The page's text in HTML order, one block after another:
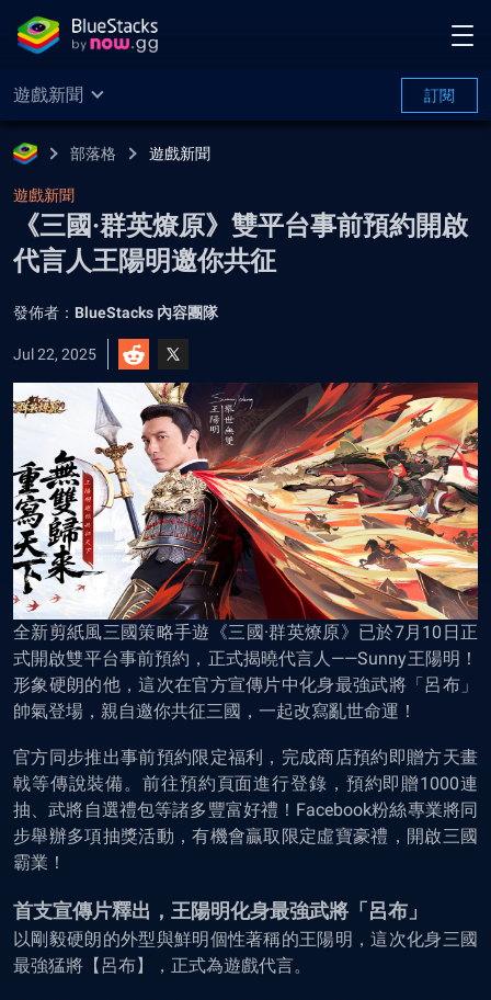
遊戲新聞 訂閱
部落格 遊戲新聞
遊戲新聞
《三國·群英燎原》雙平台事前預約開啟
代言人王陽明邀你共征
發佈者： BlueStacks 內容團隊
Jul 22, 2025
全新剪紙風三國策略手遊《三國·群英燎原》已於7月10日正
式開啟雙平台事前預約，正式揭曉代言人——Sunny王陽明！
形象硬朗的他，這次在官方宣傳片中化身最強武將「呂布」
帥氣登場，親自邀你共征三國，一起改寫亂世命運！
官方同步推出事前預約限定福利，完成商店預約即贈方天畫
戟等傳說裝備。前往預約頁面進行登錄，預約即贈1000連
抽、武將自選禮包等諸多豐富好禮！Facebook粉絲專業將同
步舉辦多項抽獎活動，有機會贏取限定虛寶豪禮，開啟三國
霸業！
首支宣傳片釋出，王陽明化身最強武將「呂布」
以剛毅硬朗的外型與鮮明個性著稱的王陽明，這次化身三國
最強猛將【呂布】，正式為遊戲代言。